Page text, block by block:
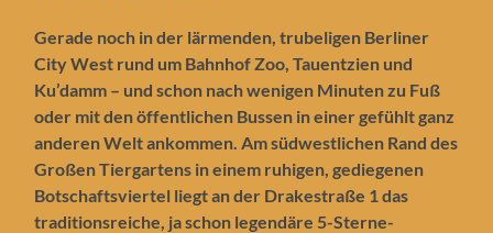
Gerade noch in der lärmenden, trubeligen Berliner
City West rund um Bahnhof Zoo, Tauentzien und
Ku’damm – und schon nach wenigen Minuten zu Fuß
oder mit den öffentlichen Bussen in einer gefühlt ganz
anderen Welt ankommen. Am südwestlichen Rand des
Großen Tiergartens in einem ruhigen, gediegenen
Botschaftsviertel liegt an der Drakestraße 1 das
traditionsreiche, ja schon legendäre 5-Sterne-